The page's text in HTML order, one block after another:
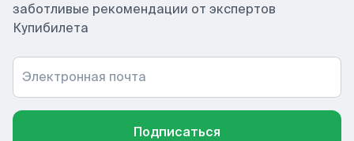
заботливые рекомендации от экспертов
Купибилета
Электронная почта
Подписаться